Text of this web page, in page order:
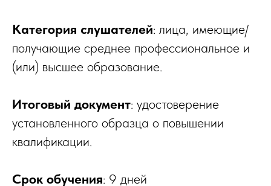
Категория слушателей: лица, имеющие/
получающие среднее профессиональное и
(или) высшее образование.
Итоговый документ: удостоверение
установленного образца о повышении
квалификации.
Срок обучения: 9 дней